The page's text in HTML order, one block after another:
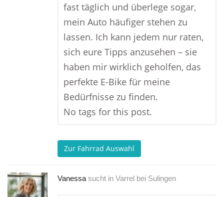
fast täglich und überlege sogar,
mein Auto häufiger stehen zu
lassen. Ich kann jedem nur raten,
sich eure Tipps anzusehen – sie
haben mir wirklich geholfen, das
perfekte E-Bike für meine
Bedürfnisse zu finden.
No tags for this post.
Zur Fahrrad Auswahl
Vanessa sucht in Varrel bei Sulingen